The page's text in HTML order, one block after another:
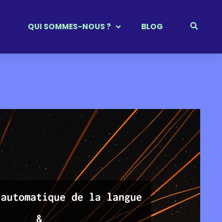
QUI SOMMES-NOUS ? BLOG